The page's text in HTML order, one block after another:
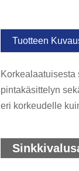
Tuotteen
pintakäsittelyn
eri korkeudelle